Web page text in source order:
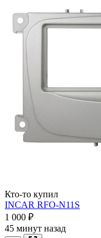
Кто-то купил
INCAR RFO-N11S
1 000 ₽
45 минут назад